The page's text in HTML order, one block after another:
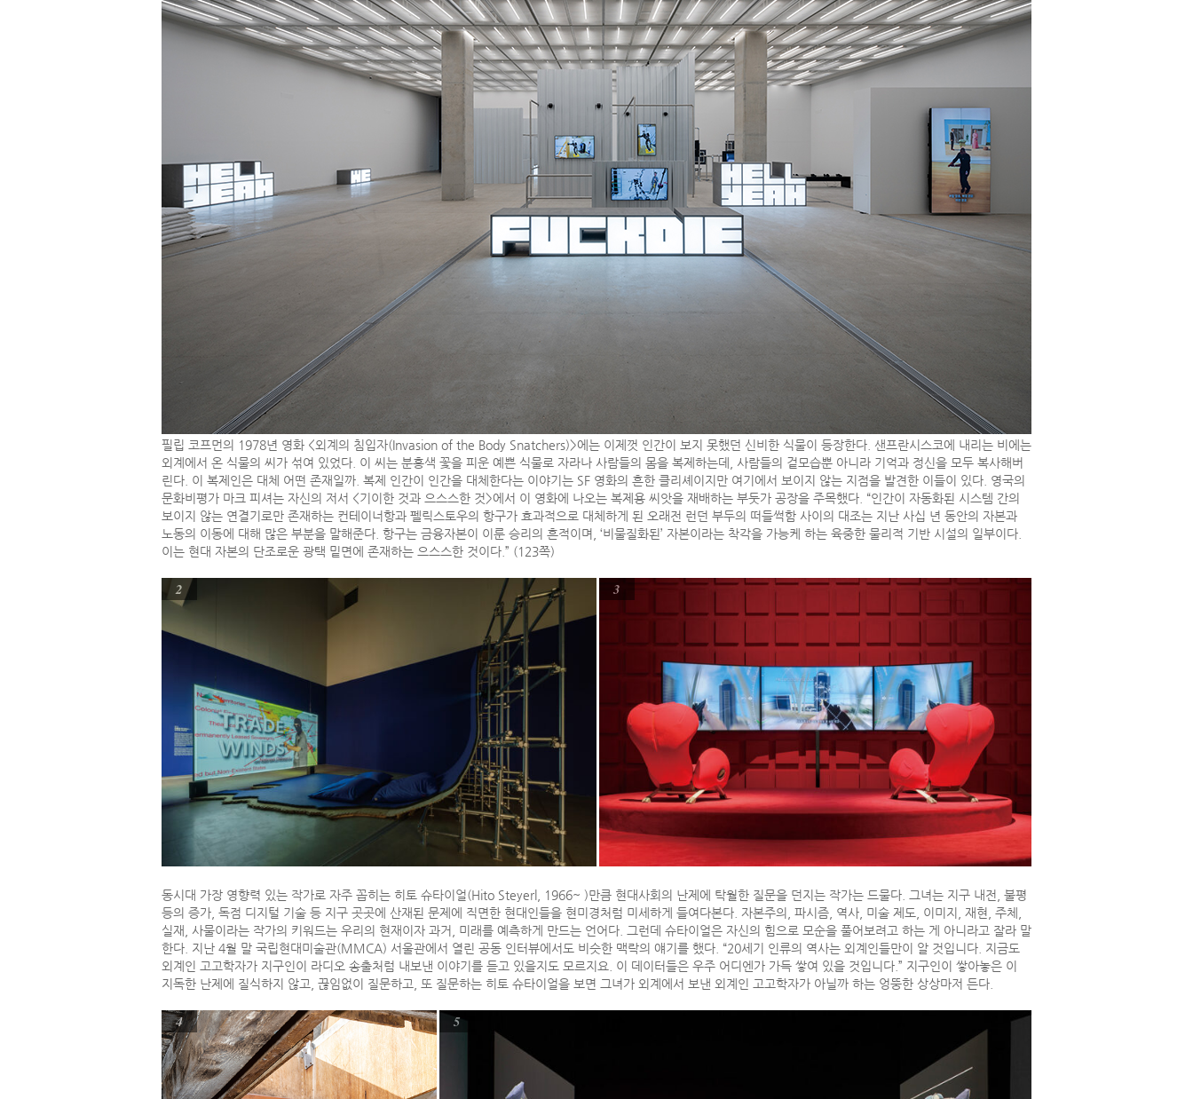
필립 코프먼의 1978년 영화 <외계의 침입자(Invasion of the Body Snatchers)>에는 이제껏 인간이 보지 못했던 신비한 식물이 등장한다. 샌프란시스코에 내리는 비에는
외계에서 온 식물의 씨가 섞여 있었다. 이 씨는 분홍색 꽃을 피운 예쁜 식물로 자라나 사람들의 몸을 복제하는데, 사람들의 겉모습뿐 아니라 기억과 정신을 모두 복사해버
린다. 이 복제인은 대체 어떤 존재일까. 복제 인간이 인간을 대체한다는 이야기는 SF 영화의 흔한 클리셰이지만 여기에서 보이지 않는 지점을 발견한 이들이 있다. 영국의
문화비평가 마크 피셔는 자신의 저서 <기이한 것과 으스스한 것>에서 이 영화에 나오는 복제용 씨앗을 재배하는 부둣가 공장을 주목했다. “인간이 자동화된 시스템 간의
보이지 않는 연결기로만 존재하는 컨테이너항과 펠릭스토우의 항구가 효과적으로 대체하게 된 오래전 런던 부두의 떠들썩함 사이의 대조는 지난 사십 년 동안의 자본과
노동의 이동에 대해 많은 부분을 말해준다. 항구는 금융자본이 이룬 승리의 흔적이며, ‘비물질화된’ 자본이라는 착각을 가능케 하는 육중한 물리적 기반 시설의 일부이다.
이는 현대 자본의 단조로운 광택 밑면에 존재하는 으스스한 것이다.” (123쪽)
2 3
동시대 가장 영향력 있는 작가로 자주 꼽히는 히토 슈타이얼(Hito Steyerl, 1966~ )만큼 현대사회의 난제에 탁월한 질문을 던지는 작가는 드물다. 그녀는 지구 내전, 불평
등의 증가, 독점 디지털 기술 등 지구 곳곳에 산재된 문제에 직면한 현대인들을 현미경처럼 미세하게 들여다본다. 자본주의, 파시즘, 역사, 미술 제도, 이미지, 재현, 주체,
실재, 사물이라는 작가의 키워드는 우리의 현재이자 과거, 미래를 예측하게 만드는 언어다. 그런데 슈타이얼은 자신의 힘으로 모순을 풀어보려고 하는 게 아니라고 잘라 말
한다. 지난 4월 말 국립현대미술관(MMCA) 서울관에서 열린 공동 인터뷰에서도 비슷한 맥락의 얘기를 했다. “20세기 인류의 역사는 외계인들만이 알 것입니다. 지금도
외계인 고고학자가 지구인이 라디오 송출처럼 내보낸 이야기를 듣고 있을지도 모르지요. 이 데이터들은 우주 어디엔가 가득 쌓여 있을 것입니다.” 지구인이 쌓아놓은 이
지독한 난제에 질식하지 않고, 끊임없이 질문하고, 또 질문하는 히토 슈타이얼을 보면 그녀가 외계에서 보낸 외계인 고고학자가 아닐까 하는 엉뚱한 상상마저 든다.
4 5